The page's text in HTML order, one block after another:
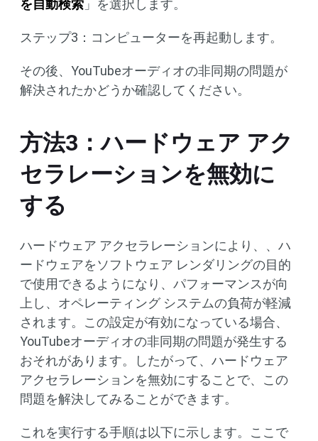
を自動検索 」を選択します。
ステップ3：コンピューターを再起動します。
その後、YouTubeオーディオの非同期の問題が
解決されたかどうか確認してください。
方法3：ハードウェア アク
セラレーションを無効に
する
ハードウェア アクセラレーションにより、、ハ
ードウェアをソフトウェア レンダリングの目的
で使用できるようになり、パフォーマンスが向
上し、オペレーティング システムの負荷が軽減
されます。この設定が有効になっている場合、
YouTubeオーディオの非同期の問題が発生する
おそれがあります。したがって、ハードウェア
アクセラレーションを無効にすることで、この
問題を解決してみることができます。
これを実行する手順は以下に示します。ここで